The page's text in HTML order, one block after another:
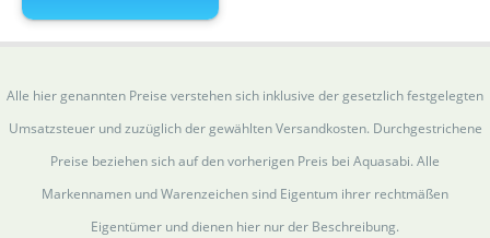
Alle hier genannten Preise verstehen sich inklusive der gesetzlich festgelegten
Umsatzsteuer und zuzüglich der gewählten Versandkosten. Durchgestrichene
Preise beziehen sich auf den vorherigen Preis bei Aquasabi. Alle
Markennamen und Warenzeichen sind Eigentum ihrer rechtmäßen
Eigentümer und dienen hier nur der Beschreibung.